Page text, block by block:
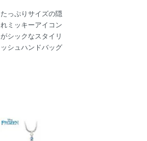
たっぷりサイズの隠
れミッキーアイコン
がシックなスタイリ
ッシュハンドバッグ